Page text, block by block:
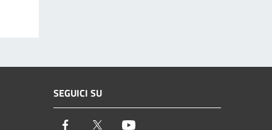
SEGUICI SU
Facebook Twitter